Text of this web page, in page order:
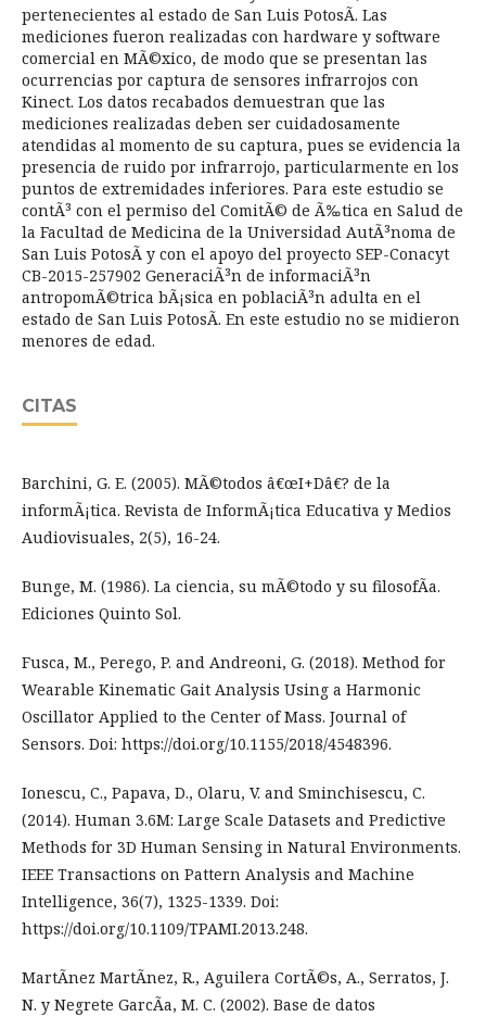
pertenecientes al estado de San Luis PotosÃ­. Las
mediciones fueron realizadas con hardware y software
comercial en MÃ©xico, de modo que se presentan las
ocurrencias por captura de sensores infrarrojos con
Kinect. Los datos recabados demuestran que las
mediciones realizadas deben ser cuidadosamente
atendidas al momento de su captura, pues se evidencia la
presencia de ruido por infrarrojo, particularmente en los
puntos de extremidades inferiores. Para este estudio se
contÃ³ con el permiso del ComitÃ© de Ã‰tica en Salud de
la Facultad de Medicina de la Universidad AutÃ³noma de
San Luis PotosÃ­ y con el apoyo del proyecto SEP-Conacyt
CB-2015-257902 GeneraciÃ³n de informaciÃ³n
antropomÃ©trica bÃ¡sica en poblaciÃ³n adulta en el
estado de San Luis PotosÃ­. En este estudio no se midieron
menores de edad.
CITAS
Barchini, G. E. (2005). MÃ©todos â€œI+Dâ€? de la
informÃ¡tica. Revista de InformÃ¡tica Educativa y Medios
Audiovisuales, 2(5), 16-24.
Bunge, M. (1986). La ciencia, su mÃ©todo y su filosofÃ­a.
Ediciones Quinto Sol.
Fusca, M., Perego, P. and Andreoni, G. (2018). Method for
Wearable Kinematic Gait Analysis Using a Harmonic
Oscillator Applied to the Center of Mass. Journal of
Sensors. Doi: https://doi.org/10.1155/2018/4548396.
Ionescu, C., Papava, D., Olaru, V. and Sminchisescu, C.
(2014). Human 3.6M: Large Scale Datasets and Predictive
Methods for 3D Human Sensing in Natural Environments.
IEEE Transactions on Pattern Analysis and Machine
Intelligence, 36(7), 1325-1339. Doi:
https://doi.org/10.1109/TPAMI.2013.248.
MartÃ­nez MartÃ­nez, R., Aguilera CortÃ©s, A., Serratos, J.
N. y Negrete GarcÃ­a, M. C. (2002). Base de datos